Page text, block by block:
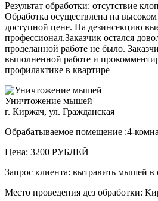
Результат обработки: отсутствие
Обработка осуществлена на
доступной цене. На дезинсекцию
профессионал.Заказчик остался
проделанной работе не было.
выполненной работе и
профилактике в квартире
Уничтожение мышей
г. Киржач, ул. Гражданская
Обрабатываемое помещение :4-
Цена: 3200 РУБЛЕЙ
Запрос клиента: вытравить мышей в
Место проведения дез обработки: